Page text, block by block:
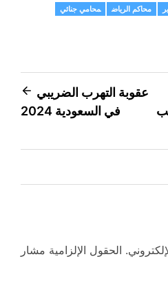
محاكم الرياض محامي جنائي
عقوبة التهرب الضريبي
في السعودية 2024
الحقول الإلزامية مشار